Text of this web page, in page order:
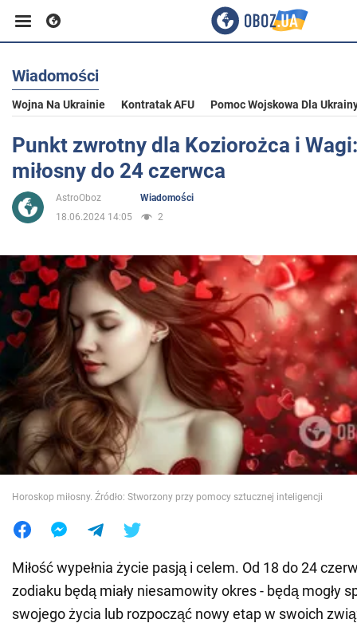
Biznes
Sport
Rozrywka
Polityka
Społeczeństwo
Wojna na Ukrainie
Świat
Jedzenie
Wiadomości
Wojna Na Ukrainie Kontratak AFU Pomoc Wojskowa Dla
Punkt zwrotny dla Koziorożca i
miłosny do 24 czerwca
AstroOboz
Wiadomości
18.06.2024 14:05
2
Horoskop miłosny. Źródło: Stworzony przy pomocy sztucznej inteligencji
Miłość wypełnia życie pasją i celem. Od 18 do 24
zodiaku będą miały niesamowity okres - będą mogły
swojego życia lub rozpocząć nowy etap w swoich